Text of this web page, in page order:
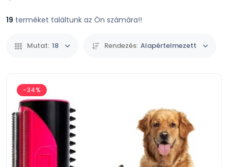
19 terméket találtunk az Ön számára!!
Mutat: 18 Rendezés: Alapértelmezett
-34%